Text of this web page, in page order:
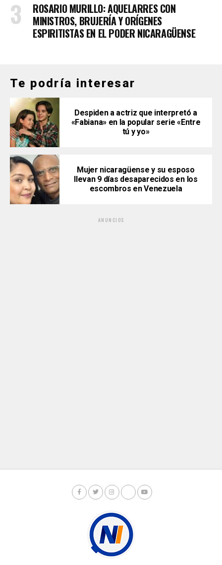
ROSARIO MURILLO: AQUELARRES CON
MINISTROS, BRUJERÍA Y ORÍGENES
ESPIRITISTAS EN EL PODER NICARAGÜENSE
Te podría interesar
Despiden a actriz que interpretó a
«Fabiana» en la popular serie «Entre
tú y yo»
Mujer nicaragüense y su esposo
llevan 9 días desaparecidos en los
escombros en Venezuela
ANUNCIOS